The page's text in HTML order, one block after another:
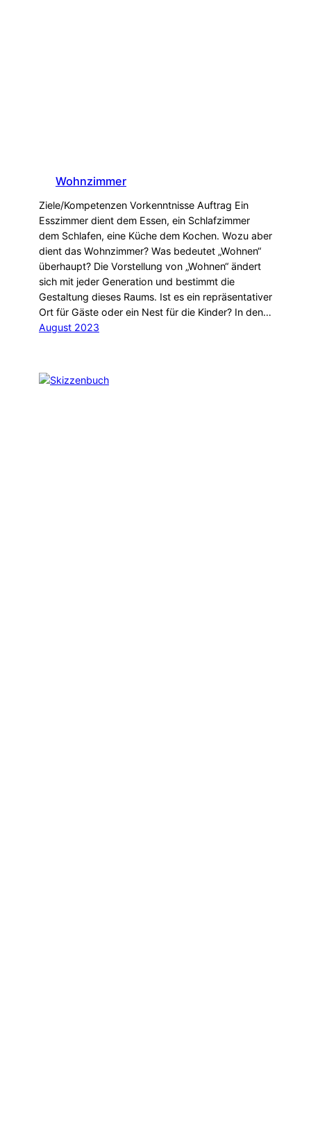
Wohnzimmer
Ziele/Kompetenzen Vorkenntnisse Auftrag Ein
Esszimmer dient dem Essen, ein Schlafzimmer
dem Schlafen, eine Küche dem Kochen. Wozu aber
dient das Wohnzimmer? Was bedeutet „Wohnen“
überhaupt? Die Vorstellung von „Wohnen“ ändert
sich mit jeder Generation und bestimmt die
Gestaltung dieses Raums. Ist es ein repräsentativer
Ort für Gäste oder ein Nest für die Kinder? In den…
August 2023